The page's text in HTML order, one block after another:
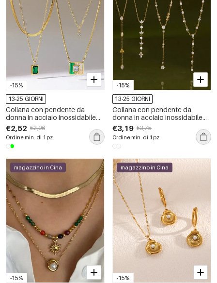
-15%
13-25 GIORNI
Collana con pendente da
donna in acciaio inossidabile
impermeabile color oro con
zirconi
€2,52 €2,96
Ordine min. di 1 pz.
-15%
13-25 GIORNI
Collana con pendente da
donna in acciaio inossidabile
impermeabile color oro con
zirconi
€3,19 €3,75
Ordine min. di 1 pz.
-15%
magazzino in Cina
-15%
magazzino in Cina